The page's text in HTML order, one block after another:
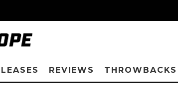
REVIEWS THROWBACKS